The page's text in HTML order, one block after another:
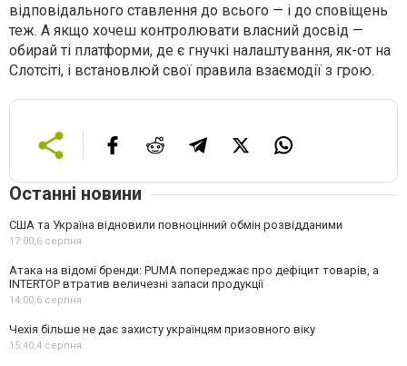
відповідального ставлення до всього — і до сповіщень
теж. А якщо хочеш контролювати власний досвід —
обирай ті платформи, де є гнучкі налаштування, як-от на
Слотсіті, і встановлюй свої правила взаємодії з грою.
Останні новини
США та Україна відновили повноцінний обмін розвідданими
17:00,6 серпня
Атака на відомі бренди: PUMA попереджає про дефіцит товарів, а
INTERTOP втратив величезні запаси продукції
14:00,6 серпня
Чехія більше не дає захисту українцям призовного віку
15:40,4 серпня